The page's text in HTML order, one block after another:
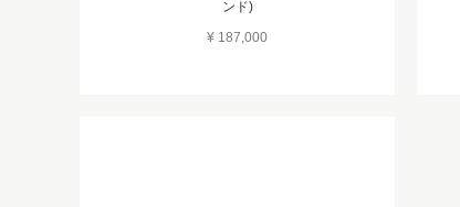
ンド)
¥ 187,000